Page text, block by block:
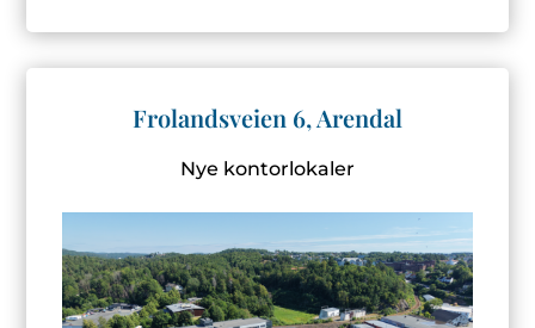
Frolandsveien 6, Arendal
Nye kontorlokaler